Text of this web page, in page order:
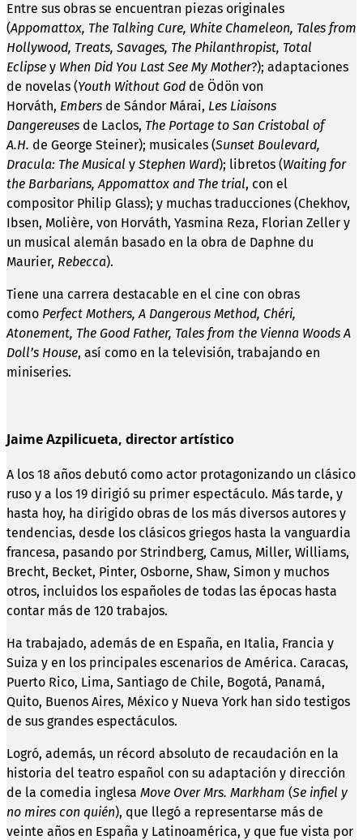
Entre sus obras se encuentran piezas originales
(Appomattox, The Talking Cure, White Chameleon, Tales from
Hollywood, Treats, Savages, The Philanthropist, Total
Eclipse y When Did You Last See My Mother?); adaptaciones
de novelas (Youth Without God de Ödön von
Horváth, Embers de Sándor Márai, Les Liaisons
Dangereuses de Laclos, The Portage to San Cristobal of
A.H. de George Steiner); musicales (Sunset Boulevard,
Dracula: The Musical y Stephen Ward); libretos (Waiting for
the Barbarians, Appomattox and The trial, con el
compositor Philip Glass); y muchas traducciones (Chekhov,
Ibsen, Molière, von Horváth, Yasmina Reza, Florian Zeller y
un musical alemán basado en la obra de Daphne du
Maurier, Rebecca).
Tiene una carrera destacable en el cine con obras
como Perfect Mothers, A Dangerous Method, Chéri,
Atonement, The Good Father, Tales from the Vienna Woods A
Doll’s House, así como en la televisión, trabajando en
miniseries.
Jaime Azpilicueta, director artístico
A los 18 años debutó como actor protagonizando un clásico
ruso y a los 19 dirigió su primer espectáculo. Más tarde, y
hasta hoy, ha dirigido obras de los más diversos autores y
tendencias, desde los clásicos griegos hasta la vanguardia
francesa, pasando por Strindberg, Camus, Miller, Williams,
Brecht, Becket, Pinter, Osborne, Shaw, Simon y muchos
otros, incluidos los españoles de todas las épocas hasta
contar más de 120 trabajos.
Ha trabajado, además de en España, en Italia, Francia y
Suiza y en los principales escenarios de América. Caracas,
Puerto Rico, Lima, Santiago de Chile, Bogotá, Panamá,
Quito, Buenos Aires, México y Nueva York han sido testigos
de sus grandes espectáculos.
Logró, además, un récord absoluto de recaudación en la
historia del teatro español con su adaptación y dirección
de la comedia inglesa Move Over Mrs. Markham (Se infiel y
no mires con quién), que llegó a representarse más de
veinte años en España y Latinoamérica, y que fue vista por